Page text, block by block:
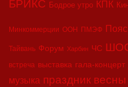
БРИКС Бодрое утро КПК
Минкоммерции ООН ПМЭФ Пояс
Тайвань Форум Харбин ЧС
встреча выставка гала-концерт
музыка праздник весны